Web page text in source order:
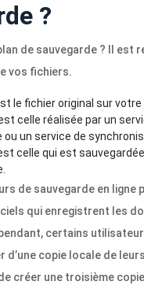
?
de sauvegarde ? Il est
vos fichiers.
le fichier original sur votre
celle réalisée par un
ou un service de
celle qui est
de sauvegarde en ligne
qui enregistrent les
certains
d’une copie locale de
créer une troisième